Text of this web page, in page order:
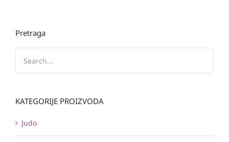
Pretraga
KATEGORIJE PROIZVODA
Judo